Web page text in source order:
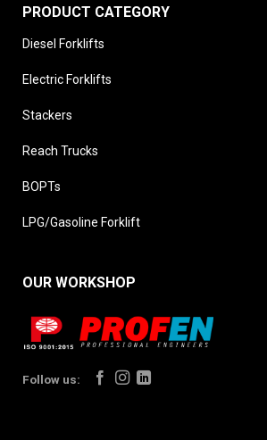
PRODUCT CATEGORY
Diesel Forklifts
Electric Forklifts
Stackers
Reach Trucks
BOPTs
LPG/Gasoline Forklift
OUR WORKSHOP
Follow us: